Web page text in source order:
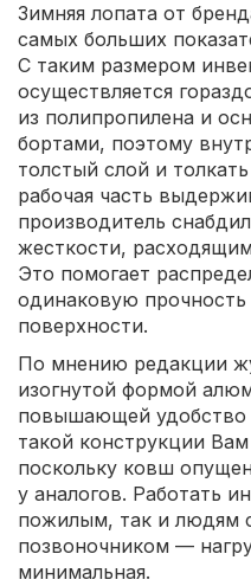
Зимняя лопата от
самых больших
С таким размером
осуществляется
из полипропилена и
бортами, поэтому
толстый слой и
рабочая часть
производитель
жесткости,
Это помогает
одинаковую
поверхности.
По мнению редакции
изогнутой формой
повышающей удобство
такой конструкции
поскольку ковш
у аналогов. Работать
пожилым, так и людям
позвоночником —
минимальная.